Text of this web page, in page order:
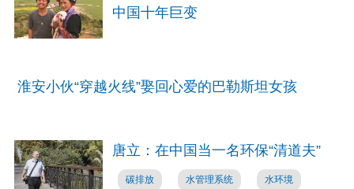
中国十年巨变
淮安小伙“穿越火线”娶回心爱的巴勒斯坦女孩
唐立：在中国当一名环保“清道夫”
碳排放 水管理系统 水环境